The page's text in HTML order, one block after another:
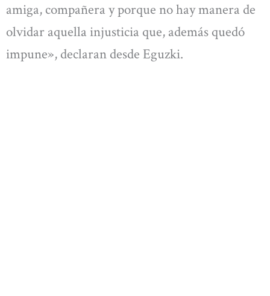
amiga, compañera y porque no hay manera de
olvidar aquella injusticia que, además quedó
impune», declaran desde Eguzki.